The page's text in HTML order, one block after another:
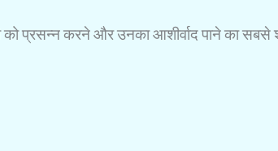
को प्रसन्न करने और उनका आशीर्वाद पाने का सबसे